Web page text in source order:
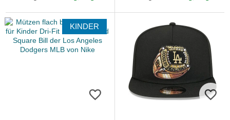
KINDER